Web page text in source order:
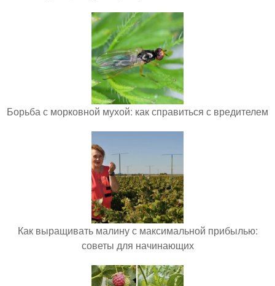
Борьба с морковной мухой: как справиться с вредителем
Как выращивать малину с максимальной прибылью:
советы для начинающих